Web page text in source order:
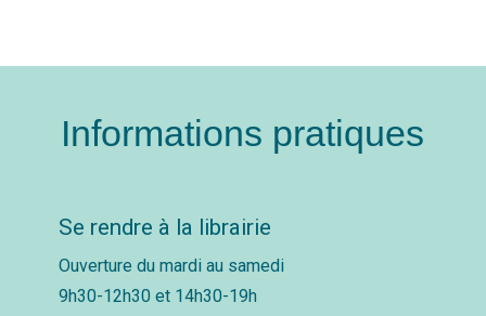
Informations pratiques
Se rendre à la librairie
Ouverture du mardi au samedi
9h30-12h30 et 14h30-19h